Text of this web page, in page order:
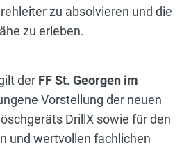
zu absolvieren und die
zu erleben.
der FF St. Georgen im
Vorstellung der neuen
DrillX sowie für den
und wertvollen fachlichen